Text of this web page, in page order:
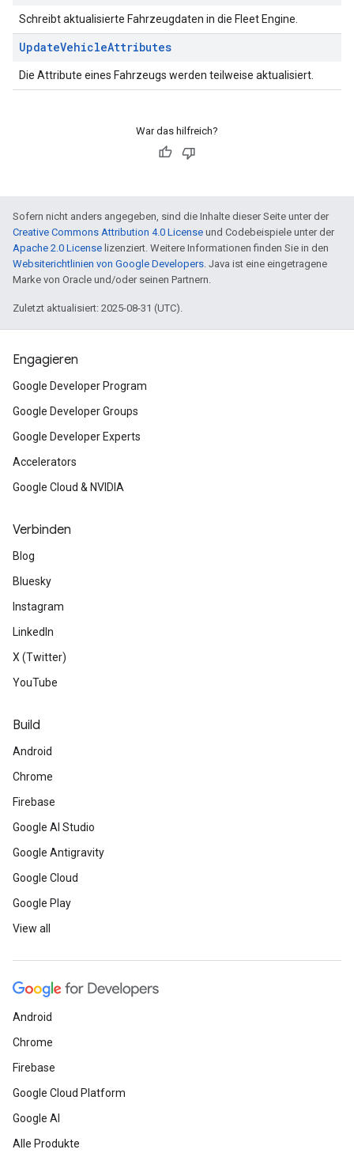
Schreibt aktualisierte Fahrzeugdaten in die Fleet Engine.
UpdateVehicleAttributes
Die Attribute eines Fahrzeugs werden teilweise aktualisiert.
War das hilfreich?
Sofern nicht anders angegeben, sind die Inhalte dieser Seite unter der
Creative Commons Attribution 4.0 License und Codebeispiele unter der
Apache 2.0 License lizenziert. Weitere Informationen finden Sie in den
Websiterichtlinien von Google Developers. Java ist eine eingetragene
Marke von Oracle und/oder seinen Partnern.
Zuletzt aktualisiert: 2025-08-31 (UTC).
Engagieren
Google Developer Program
Google Developer Groups
Google Developer Experts
Accelerators
Google Cloud & NVIDIA
Verbinden
Blog
Bluesky
Instagram
LinkedIn
X (Twitter)
YouTube
Build
Android
Chrome
Firebase
Google AI Studio
Google Antigravity
Google Cloud
Google Play
View all
Android
Chrome
Firebase
Google Cloud Platform
Google AI
Alle Produkte